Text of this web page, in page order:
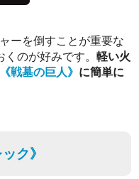
ーを倒すことが重要な
くのが好みです。軽い火
《戦墓の巨人》 に簡単に
ク》